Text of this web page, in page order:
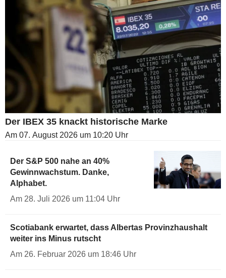
Der IBEX 35 knackt historische Marke
Am 07. August 2026 um 10:20 Uhr
Der S&P 500 nahe an 40%
Gewinnwachstum. Danke,
Alphabet.
Am 28. Juli 2026 um 11:04 Uhr
Scotiabank erwartet, dass Albertas Provinzhaushalt
weiter ins Minus rutscht
Am 26. Februar 2026 um 18:46 Uhr